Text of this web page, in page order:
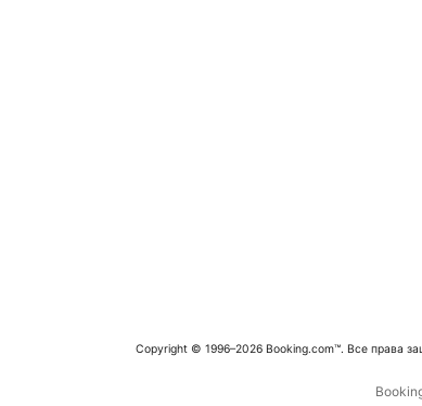
Copyright © 1996–2026 Booking.com™. Все права